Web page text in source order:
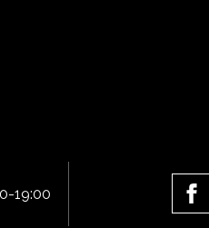
19:00